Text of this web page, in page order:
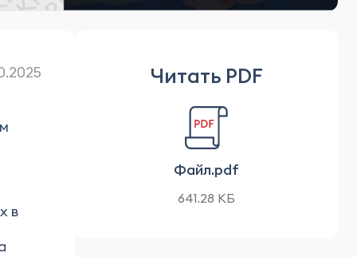
в
Читать PDF
Файл.pdf
641.28 КБ